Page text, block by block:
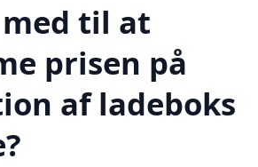
til at
prisen på
af ladeboks